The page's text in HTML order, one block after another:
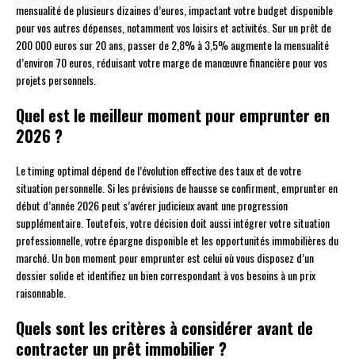
mensualité de plusieurs dizaines d’euros, impactant votre budget disponible
pour vos autres dépenses, notamment vos loisirs et activités. Sur un prêt de
200 000 euros sur 20 ans, passer de 2,8% à 3,5% augmente la mensualité
d’environ 70 euros, réduisant votre marge de manœuvre financière pour vos
projets personnels.
Quel est le meilleur moment pour emprunter en
2026 ?
Le timing optimal dépend de l’évolution effective des taux et de votre
situation personnelle. Si les prévisions de hausse se confirment, emprunter en
début d’année 2026 peut s’avérer judicieux avant une progression
supplémentaire. Toutefois, votre décision doit aussi intégrer votre situation
professionnelle, votre épargne disponible et les opportunités immobilières du
marché. Un bon moment pour emprunter est celui où vous disposez d’un
dossier solide et identifiez un bien correspondant à vos besoins à un prix
raisonnable.
Quels sont les critères à considérer avant de
contracter un prêt immobilier ?